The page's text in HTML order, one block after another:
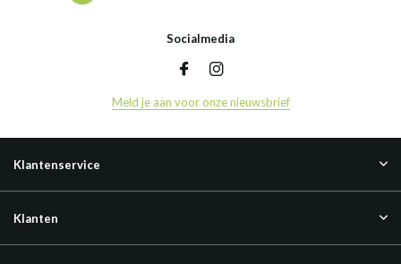
Socialmedia
Meld je aan voor onze nieuwsbrief
Klantenservice
Klanten